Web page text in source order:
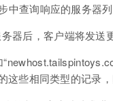
中查询响应的服务器
器后，客户端将发送
这些相同类型的记录